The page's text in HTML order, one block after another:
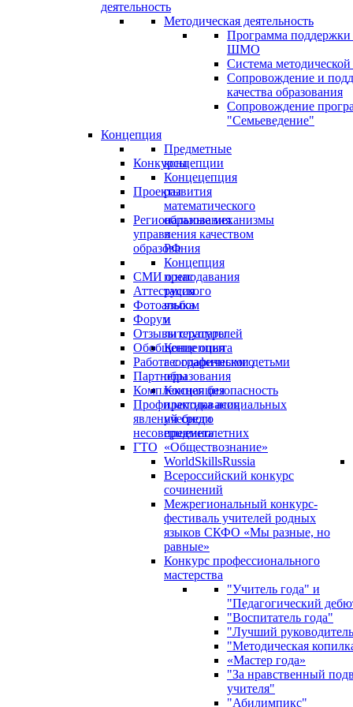
деятельность
Методическая деятельность
Программа
ШМО
Система
Сопровождение и
качества образования
Сопровождение
"Семьеведение"
Концепция
Предметные
концепции
Концецепция
развития
математического
образования
в
РФ
Концепция
преподавания
русского
языка
и
литературы
Концепция
географического
образования
Концепция
преподавания
учебного
предмета
«Обществознание»
Конкурсы
WorldSkillsRussia
Всероссийский конкурс
сочинений
Межрегиональный конкурс-
фестиваль учителей родных
языков СКФО «Мы разные, но
равные»
Конкурс профессионального
мастерства
"Учитель года" и
"Педагогический
"Воспитатель года"
"Лучший
"Методическая
«Мастер года»
"За нравственный
учителя"
"Абилимпикс"
Проекты
Региональные механизмы
управления качеством
образования
СМИ о нас
Аттестация
Фотоальбом
Форум
Отзывы слушателей
Обобщение опыта
Работа с одаренными детьми
Партнеры
Комплексная безопасность
Профилактика асоциальных
явлений среди
несовершеннолетних
ГТО